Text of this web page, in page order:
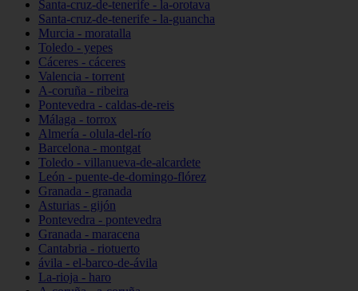
Santa-cruz-de-tenerife - la-orotava
Santa-cruz-de-tenerife - la-guancha
Murcia - moratalla
Toledo - yepes
Cáceres - cáceres
Valencia - torrent
A-coruña - ribeira
Pontevedra - caldas-de-reis
Málaga - torrox
Almería - olula-del-río
Barcelona - montgat
Toledo - villanueva-de-alcardete
León - puente-de-domingo-flórez
Granada - granada
Asturias - gijón
Pontevedra - pontevedra
Granada - maracena
Cantabria - riotuerto
ávila - el-barco-de-ávila
La-rioja - haro